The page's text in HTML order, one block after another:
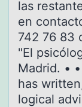
las
en
742 76 83
"El
Madrid. •
has
logical